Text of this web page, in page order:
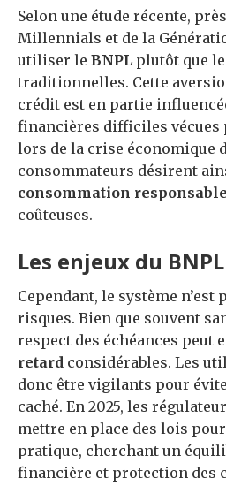
Selon une étude récente,
Millennials et de la
utiliser le BNPL plutôt que
traditionnelles. Cette
crédit est en partie
financières difficiles vécues
lors de la crise économique
consommateurs désirent
consommation responsable
coûteuses.
Les enjeux du BNPL
Cependant, le système n’est
risques. Bien que souvent
respect des échéances peut
retard considérables. Les
donc être vigilants pour
caché. En 2025, les
mettre en place des lois
pratique, cherchant un
financière et protection des